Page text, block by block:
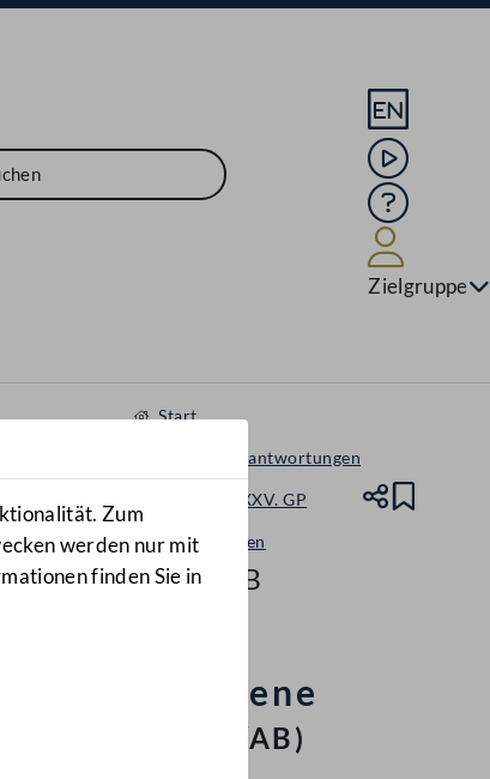
Sprache
Mediathek
Hilfe
Zielgruppe
Zum
werden nur mit
finden Sie in
Start
Anfragen & Beantwortungen
Nationalrat - XXV. GP
Beantwortungen
10229/AB
Ebene
(10229/AB)